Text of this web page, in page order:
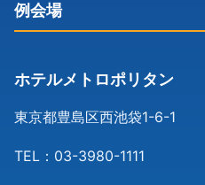
例会場
ホテルメトロポリタン
東京都豊島区西池袋1-6-1
TEL：03-3980-1111